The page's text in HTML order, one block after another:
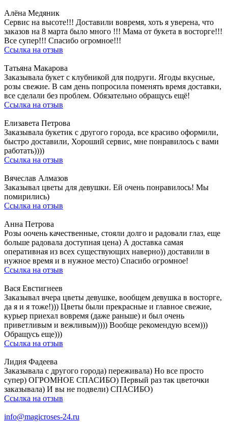
Алёна Медяник
Сервис на высоте!!! Доставили вовремя, хоть я уверена, что
заказов на 8 марта было много !!! Мама от букета в восторге!!!
Все супер!!! Спасибо огромное!!!
Ссылка на отзыв
Татьяна Макарова
Заказывала букет с клубникой для подруги. Ягоды вкусные,
розы свежие. В сам день попросила поменять время доставки,
все сделали без проблем. Обязательно обращусь ещё!
Ссылка на отзыв
Елизавета Петрова
Заказывала букетик с другого города, все красиво оформили,
быстро доставили, Хороший сервис, мне понравилось с вами
работать))))
Ссылка на отзыв
Вячеслав Алмазов
Заказывал цветы для девушки. Ей очень понравилось! Мы
помирились)
Ссылка на отзыв
Анна Петрова
Розы оочень качественные, стояли долго и радовали глаз, еще
больше радовала доступная цена) А доставка самая
оперативная из всех существующих наверно)) доставили в
нужное время и в нужное место) Спасибо огромное!
Ссылка на отзыв
Вася Евстигнеев
Заказывал вчера цветы девушке, вообщем девушка в восторге,
да я и я тоже!))) Цветы были прекрасные и главное свежие,
курьер приехал вовремя (даже раньше) и был очень
приветливым и вежливым)))) Вообще рекомендую всем)))
Обращусь еще)))
Ссылка на отзыв
Лидия Фадеева
Заказывала с другого города) переживала) Но все просто
супер) ОГРОМНОЕ СПАСИБО) Первый раз так цветочки
заказывала) И вы не подвели) СПАСИБО)
Ссылка на отзыв
info@magicroses-24.ru